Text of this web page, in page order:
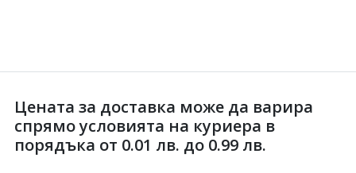
Цената за доставка може да варира
спрямо условията на куриера в
порядъка от 0.01 лв. до 0.99 лв.